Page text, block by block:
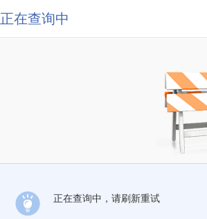
正在查询中
正在查询中，请刷新重试